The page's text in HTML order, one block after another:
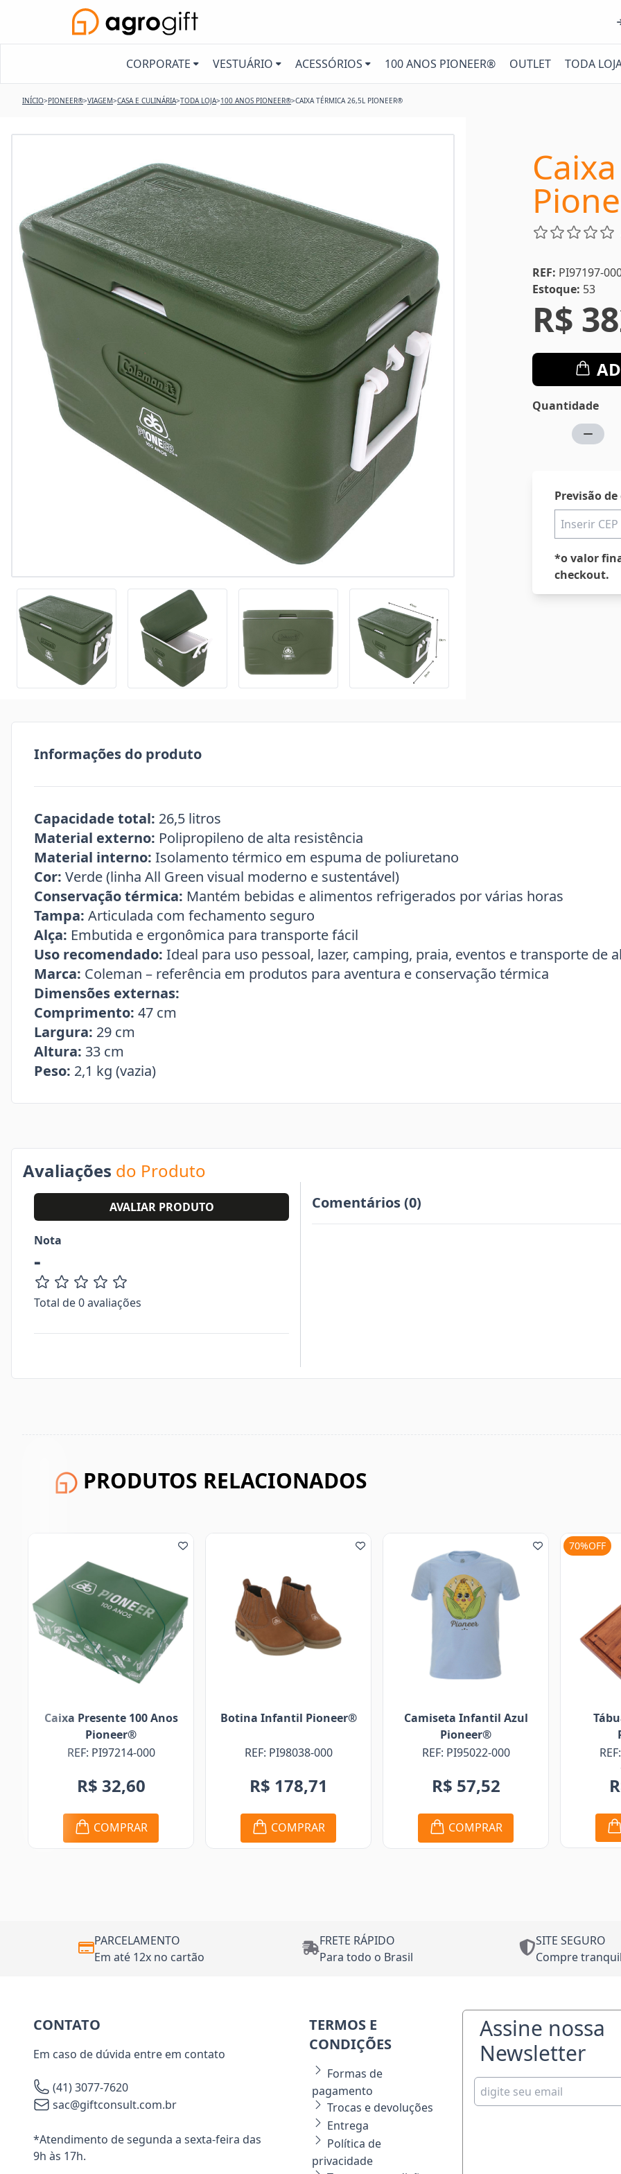
CORPORATE VESTUÁRIO ACESSÓRIOS 100 ANOS PIONEER® OUTLET TODA
INÍCIO>PIONEER®>VIAGEM>CASA E CULINÁRIA>TODA LOJA>100 ANOS PIONEER®>CAIXA TÉRMICA 26,5L PIONEER®
REF: PI97197-
Estoque: 53
R$
Quantidade
Previsão
*o valor
checkout.
Informações do produto
Capacidade total: 26,5 litros
Material externo: Polipropileno de alta resistência
Material interno: Isolamento térmico em espuma de poliuretano
Cor: Verde (linha All Green visual moderno e sustentável)
Conservação térmica: Mantém bebidas e alimentos refrigerados por várias horas
Tampa: Articulada com fechamento seguro
Alça: Embutida e ergonômica para transporte fácil
Uso recomendado: Ideal para uso pessoal, lazer, camping, praia, eventos e transporte de
Marca: Coleman – referência em produtos para aventura e conservação térmica
Dimensões externas:
Comprimento: 47 cm
Largura: 29 cm
Altura: 33 cm
Peso: 2,1 kg (vazia)
Avaliações do Produto
AVALIAR PRODUTO
Nota
-
Total de 0 avaliações
Comentários (0)
PRODUTOS RELACIONADOS
Botina Infantil Pioneer®
REF: PI98038-000
R$ 178,71
COMPRAR
Camiseta Infantil Azul
REF: PI95022-000
R$ 57,52
COMPRAR
Tábua De Madeira
Pioneer®
REF: PI97154-000
R$ 84,92
COMPRAR
PARCELAMENTO
Em até 12x no cartão
FRETE RÁPIDO
Para todo o Brasil
SITE SEGURO
Compre
CONTATO
Em caso de dúvida entre em contato
(41) 3077-7620
sac@giftconsult.com.br
*Atendimento de segunda a sexta-feira das
9h às 17h.
TERMOS E
CONDIÇÕES
Formas de
pagamento
Trocas e devoluções
Entrega
Política de
privacidade
Assine nossa
Newsletter